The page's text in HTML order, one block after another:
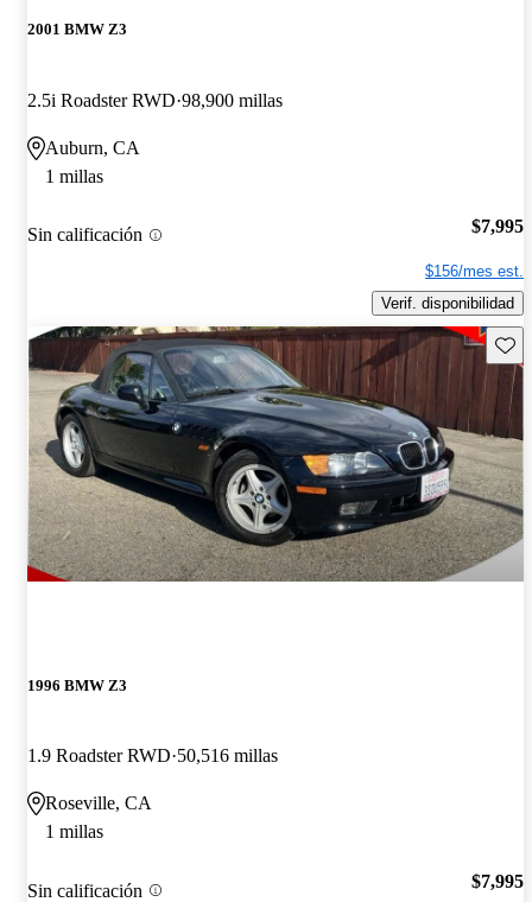
2001 BMW Z3
2.5i Roadster RWD 98,900 millas
Auburn, CA
1 millas
Sin calificación $7,995
$156/mes est.
Verif. disponibilidad
1996 BMW Z3
1.9 Roadster RWD 50,516 millas
Roseville, CA
1 millas
Sin calificación $7,995